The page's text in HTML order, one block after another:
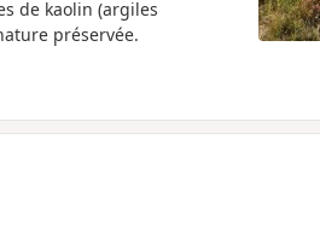
de kaolin (argiles
préservée.